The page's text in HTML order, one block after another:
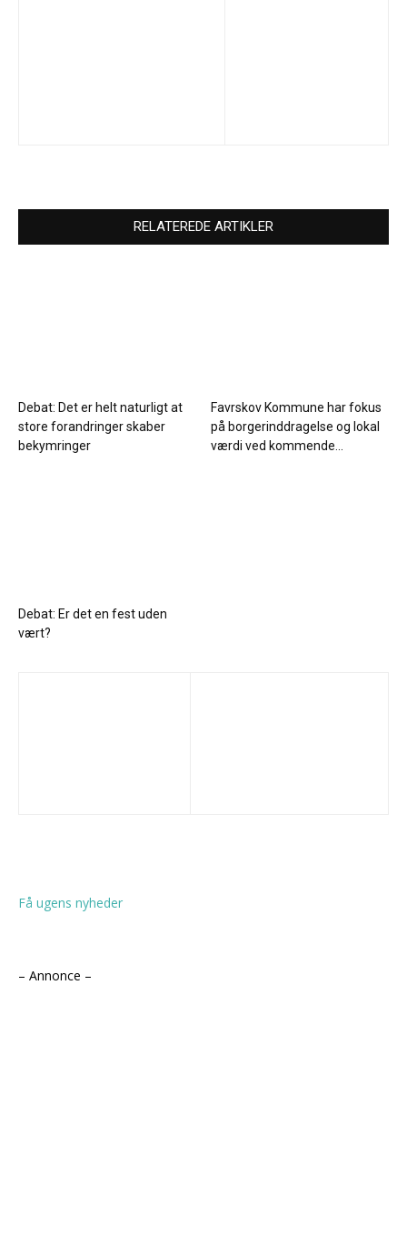
RELATEREDE ARTIKLER
Debat: Det er helt naturligt at
store forandringer skaber
bekymringer
Favrskov Kommune har fokus
på borgerinddragelse og lokal
værdi ved kommende...
Debat: Er det en fest uden
vært?
Få ugens nyheder
– Annonce –